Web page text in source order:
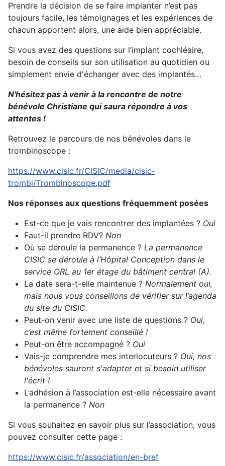
Prendre la décision de se faire implanter n’est pas
toujours facile, les témoignages et les expériences de
chacun apportent alors, une aide bien appréciable.
Si vous avez des questions sur l’implant cochléaire,
besoin de conseils sur son utilisation au quotidien ou
simplement envie d'échanger avec des implantés…
N'hésitez pas à venir à la rencontre de notre
bénévole Christiane qui saura répondre à vos
attentes !
Retrouvez le parcours de nos bénévoles dans le
trombinoscope :
https://www.cisic.fr/CISIC/media/cisic-
trombi/Trombinoscope.pdf
Nos réponses aux questions fréquemment posées
Est-ce que je vais rencontrer des implantées ? Oui
Faut-il prendre RDV? Non
Où se déroule la permanence ? La permanence
CISIC se déroule à l’Hôpital Conception dans le
service ORL au 1er étage du bâtiment central (A).
La date sera-t-elle maintenue ? Normalement oui,
mais nous vous conseillons de vérifier sur l’agenda
du site du CISIC.
Peut-on venir avec une liste de questions ? Oui,
c’est même fortement conseillé !
Peut-on être accompagné ? Oui
Vais-je comprendre mes interlocuteurs ? Oui, nos
bénévoles sauront s'adapter et si besoin utiliser
l'écrit !
L’adhésion à l’association est-elle nécessaire avant
la permanence ? Non
Si vous souhaitez en savoir plus sur l’association, vous
pouvez consulter cette page :
https://www.cisic.fr/association/en-bref